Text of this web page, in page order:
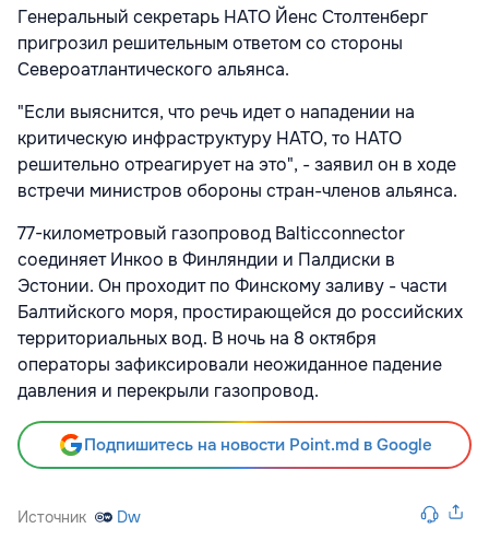
Генеральный секретарь НАТО Йенс Столтенберг
пригрозил решительным ответом со стороны
Североатлантического альянса.
"Если выяснится, что речь идет о нападении на
критическую инфраструктуру НАТО, то НАТО
решительно отреагирует на это", - заявил он в ходе
встречи министров обороны стран-членов альянса.
77-километровый газопровод Balticconnector
соединяет Инкоо в Финляндии и Палдиски в
Эстонии. Он проходит по Финскому заливу - части
Балтийского моря, простирающейся до российских
территориальных вод. В ночь на 8 октября
операторы зафиксировали неожиданное падение
давления и перекрыли газопровод.
Подпишитесь на новости Point.md в Google
Источник Dw